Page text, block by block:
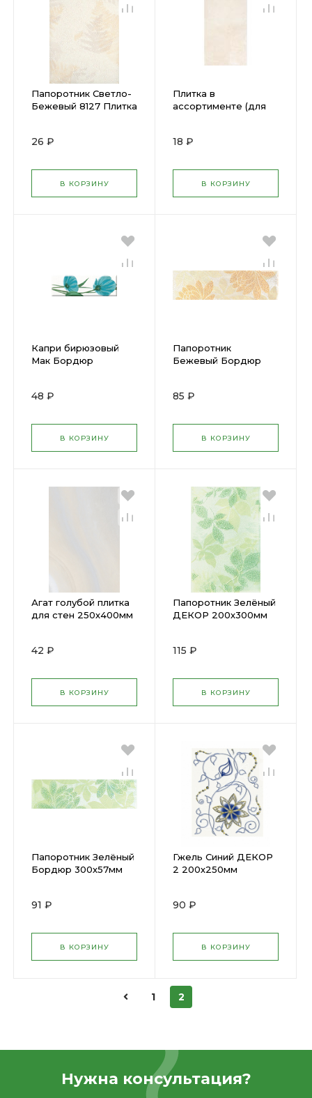
Папоротник Светло-
Бежевый 8127 Плитка
26 ₽
В КОРЗИНУ
Плитка в
ассортименте (для
18 ₽
В КОРЗИНУ
Капри бирюзовый
Мак Бордюр
48 ₽
В КОРЗИНУ
Папоротник
Бежевый Бордюр
85 ₽
В КОРЗИНУ
Агат голубой плитка
для стен 250х400мм
42 ₽
В КОРЗИНУ
Папоротник Зелёный
ДЕКОР 200х300мм
115 ₽
В КОРЗИНУ
Папоротник Зелёный
Бордюр 300х57мм
91 ₽
В КОРЗИНУ
Гжель Синий ДЕКОР
2 200х250мм
90 ₽
В КОРЗИНУ
1 2
Нужна консультация?